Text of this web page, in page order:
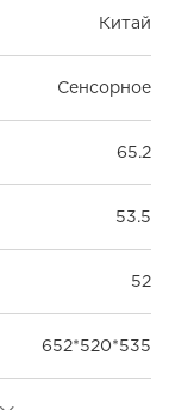
Китай
Сенсорное
65.2
53.5
52
652*520*535